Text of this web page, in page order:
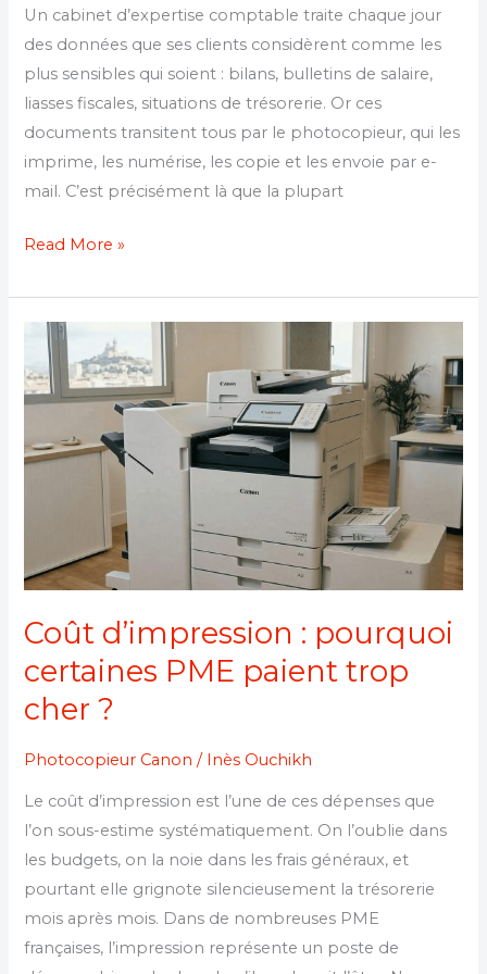
Un cabinet d’expertise comptable traite chaque jour
des données que ses clients considèrent comme les
plus sensibles qui soient : bilans, bulletins de salaire,
liasses fiscales, situations de trésorerie. Or ces
documents transitent tous par le photocopieur, qui les
imprime, les numérise, les copie et les envoie par e-
mail. C’est précisément là que la plupart
Read More »
Coût d’impression : pourquoi
certaines PME paient trop
cher ?
Photocopieur Canon / Inès Ouchikh
Le coût d’impression est l’une de ces dépenses que
l’on sous-estime systématiquement. On l’oublie dans
les budgets, on la noie dans les frais généraux, et
pourtant elle grignote silencieusement la trésorerie
mois après mois. Dans de nombreuses PME
françaises, l’impression représente un poste de
Coût
d’impression
:
certaines
cher